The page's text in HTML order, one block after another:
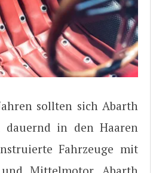
sollten sich Abarth
dauernd in den Haaren
Fahrzeuge mit